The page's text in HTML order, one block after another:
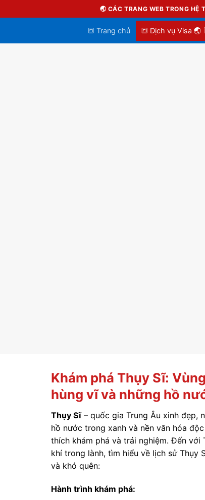
to
🌏 CÁC TRANG WEB TRONG
🔳 Trang chủ 🔳 Dịch vụ Visa 🌏
Khám phá Thụy Sĩ:
hùng vĩ và những hồ
Thụy Sĩ– quốc gia Trung Âu xinh đẹp,
hồ nước trong xanh và nền văn hóa
thích khám phá và trải nghiệm. Đến với
khí trong lành, tìm hiểu về lịch sử Thụy
và khó quên:
Hành trình khám phá: